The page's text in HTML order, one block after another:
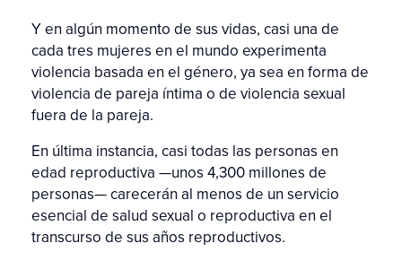
Y en algún momento de sus vidas, casi una de
cada tres mujeres en el mundo experimenta
violencia basada en el género, ya sea en forma de
violencia de pareja íntima o de violencia sexual
fuera de la pareja.
En última instancia, casi todas las personas en
edad reproductiva —unos 4,300 millones de
personas— carecerán al menos de un servicio
esencial de salud sexual o reproductiva en el
transcurso de sus años reproductivos.